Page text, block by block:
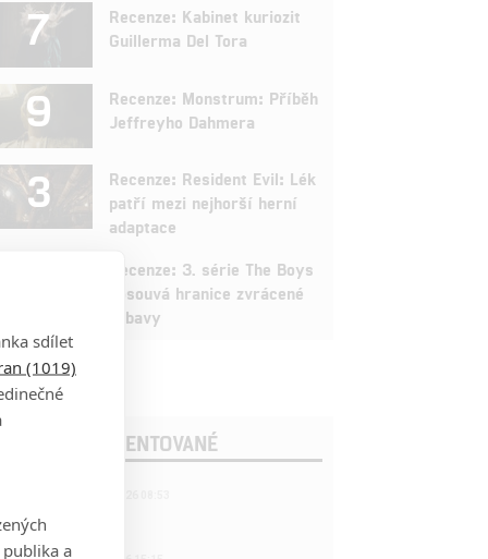
7
Recenze: Kabinet kuriozit
Guillerma Del Tora
9
Recenze: Monstrum: Příběh
Jeffreyho Dahmera
3
Recenze: Resident Evil: Lék
patří mezi nejhorší herní
adaptace
Recenze: 3. série The Boys
posouvá hranice zvrácené
zábavy
KOMENTOVANÉ
彈專家
sdílet
(1019)
a